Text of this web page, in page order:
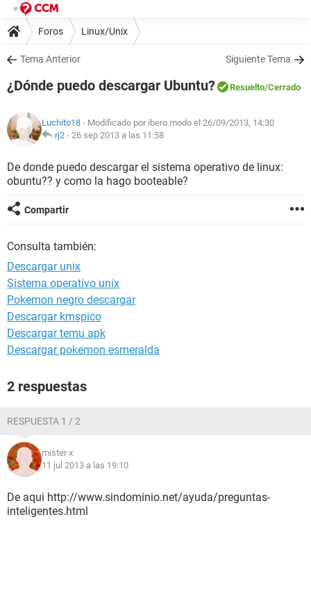
Foros Linux/Unix
Tema Anterior Siguiente Tema
¿Dónde puedo descargar Ubuntu? Resuelto/Cerrado
Luchito18 - Modificado por ibero.modo el 26/09/2013, 14:30
rj2 - 26 sep 2013 a las 11:58
De donde puedo descargar el sistema operativo de linux:
obuntu?? y como la hago booteable?
Compartir
Consulta también:
Descargar unix
Sistema operativo unix
Pokemon negro descargar
Descargar kmspico
Descargar temu apk
Descargar pokemon esmeralda
2 respuestas
RESPUESTA 1 / 2
mister x
11 jul 2013 a las 19:10
De aqui http://www.sindominio.net/ayuda/preguntas-
inteligentes.html